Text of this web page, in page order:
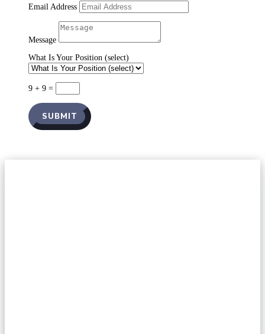
Email Address
Message
What Is Your Position (select)
9 + 9 =
SUBMIT